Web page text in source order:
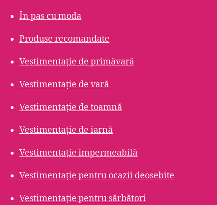
În pas cu moda
Produse recomandate
Vestimentație de primăvară
Vestimentație de vară
Vestimentație de toamnă
Vestimentație de iarnă
Vestimentație impermeabilă
Vestimentație pentru ocazii deosebite
Vestimentație pentru sărbători